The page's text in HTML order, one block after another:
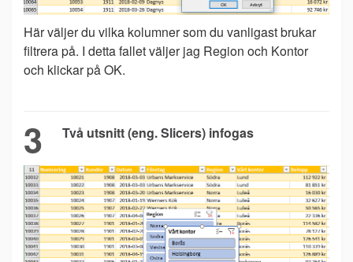
Här väljer du vilka kolumner som du vanligast brukar
filtrera på. I detta fallet väljer jag Region och Kontor
och klickar på OK.
3 Två utsnitt (eng. Slicers) infogas